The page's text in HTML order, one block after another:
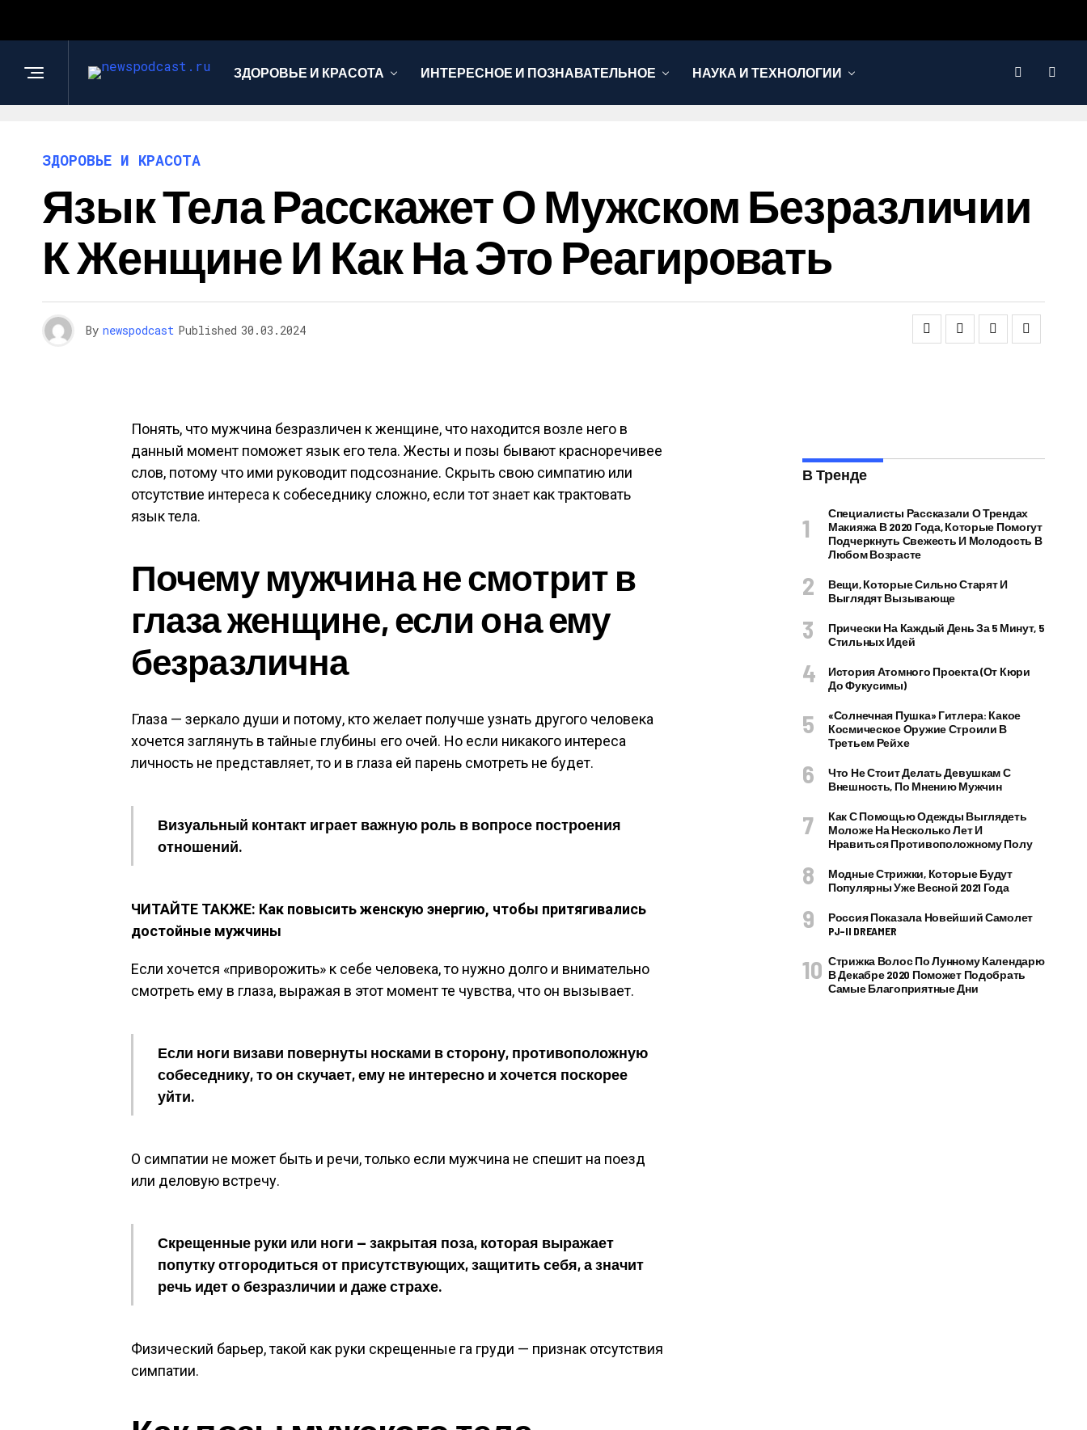
ЗДОРОВЬЕ И КРАСОТА ИНТЕРЕСНОЕ И ПОЗНАВАТЕЛЬНОЕ НАУКА И ТЕХНОЛОГИИ
ЗДОРОВЬЕ И КРАСОТА
Язык Тела Расскажет О Мужском Безразличии
К Женщине И Как На Это Реагировать
By newspodcast Published 30.03.2024
Понять, что мужчина безразличен к женщине, что находится возле него в
данный момент поможет язык его тела. Жесты и позы бывают красноречивее
слов, потому что ими руководит подсознание. Скрыть свою симпатию или
отсутствие интереса к собеседнику сложно, если тот знает как трактовать
язык тела.
Почему мужчина не смотрит в
глаза женщине, если она ему
безразлична
Глаза — зеркало души и потому, кто желает получше узнать другого человека
хочется заглянуть в тайные глубины его очей. Но если никакого интереса
личность не представляет, то и в глаза ей парень смотреть не будет.
Визуальный контакт играет важную роль в вопросе построения
отношений.
ЧИТАЙТЕ ТАКЖЕ: Как повысить женскую энергию, чтобы притягивались
достойные мужчины
Если хочется «приворожить» к себе человека, то нужно долго и внимательно
смотреть ему в глаза, выражая в этот момент те чувства, что он вызывает.
Если ноги визави повернуты носками в сторону, противоположную
собеседнику, то он скучает, ему не интересно и хочется поскорее
уйти.
О симпатии не может быть и речи, только если мужчина не спешит на поезд
или деловую встречу.
Скрещенные руки или ноги — закрытая поза, которая выражает
попутку отгородиться от присутствующих, защитить себя, а значит
речь идет о безразличии и даже страхе.
Физический барьер, такой как руки скрещенные га груди — признак отсутствия
симпатии.
В Тренде
Специалисты Рассказали О Трендах
Макияжа В 2020 Года, Которые Помогут
Подчеркнуть Свежесть И Молодость В
Любом Возрасте
Вещи, Которые Сильно Старят И
Выглядят Вызывающе
Прически На Каждый День За 5 Минут, 5
Стильных Идей
История Атомного Проекта (от Кюри
До Фукусимы)
«Солнечная Пушка» Гитлера: Какое
Космическое Оружие Строили В
Третьем Рейхе
Что Не Стоит Делать Девушкам С
Внешность, По Мнению Мужчин
Как С Помощью Одежды Выглядеть
Моложе На Несколько Лет И
Нравиться Противоположному Полу
Модные Стрижки, Которые Будут
Популярны Уже Весной 2021 Года
Россия Показала Новейший Самолет
PJ–II DREAMER
Стрижка Волос По Лунному Календарю
В Декабре 2020 Поможет Подобрать
Самые Благоприятные Дни